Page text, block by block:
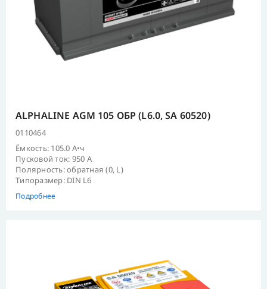
ALPHALINE AGM 105 ОБР (L6.0, SA 60520)
0110464
Ёмкость: 105.0 А•ч
Пусковой ток: 950 А
Полярность: обратная (0, L)
Типоразмер: DIN L6
Подробнее